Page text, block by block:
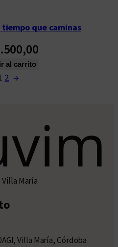
tiempo que caminas
al carrito
2 →
María
Villa María, Córdoba